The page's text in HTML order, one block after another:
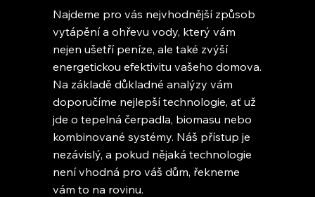
Najdeme pro vás nejvhodnější způsob
vytápění a ohřevu vody, který vám
nejen ušetří peníze, ale také zvýší
energetickou efektivitu vašeho domova.
Na základě důkladné analýzy vám
doporučíme nejlepší technologie, ať už
jde o tepelná čerpadla, biomasu nebo
kombinované systémy. Náš přístup je
nezávislý, a pokud nějaká technologie
není vhodná pro váš dům, řekneme
vám to na rovinu.